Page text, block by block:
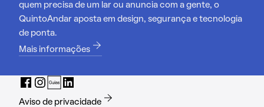
quem precisa de um lar ou anuncia com a gente, o
QuintoAndar aposta em design, segurança e tecnologia
de ponta.
Mais informações
Aviso de privacidade